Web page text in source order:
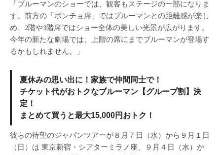
「ブルーマンのショーでは、観客もステージの一部になりま
す。前方の「ポンチョ席」ではブルーマンとの距離感が楽し
め、2階や3階席ではショー全体の美しい光景が広がります。
今年の新たな劇場では、上階の席にまでブルーマンが登場す
るかもしれません。」
夏休みの思い出に！家族で仲間同士で！
チケット代がおトクなブルーマン【グループ割】決
定！
まとめて買うと最大15,000円おトク！
彼らの待望のジャパンツアーが８月７日（水）から９月１日
（日）は 東京新宿・シアターミラノ座、９月４日（水）か